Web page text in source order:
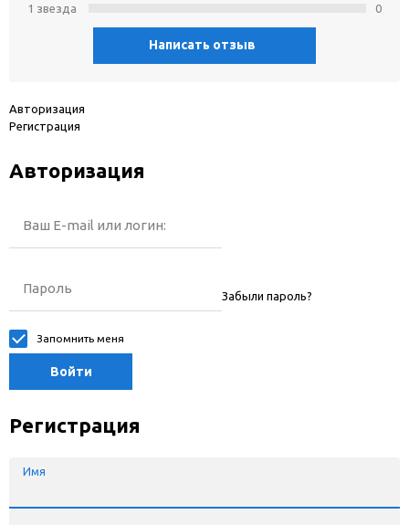
1 звeзда
0
Написать отзыв
Авторизация
Регистрация
Авторизация
Ваш E-mail или логин:
Пароль Забыли пароль?
Запомнить меня
Войти
Регистрация
Имя